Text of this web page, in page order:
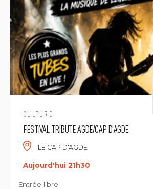
CULTURE
FESTIVAL TRIBUTE AGDE/CAP D'AGDE
LE CAP D'AGDE
Aujourd'hui 21h30
Entrée libre